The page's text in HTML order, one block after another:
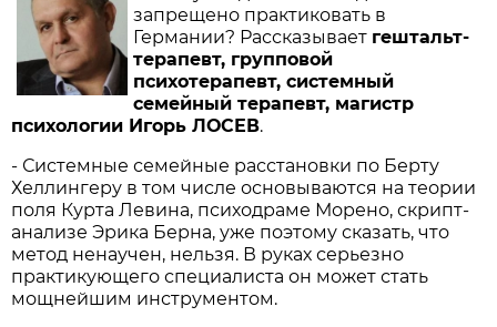
запрещено практиковать в
Германии? Рассказывает гештальт-
терапевт, групповой
психотерапевт, системный
семейный терапевт, магистр
психологии Игорь ЛОСЕВ.
- Системные семейные расстановки по Берту
Хеллингеру в том числе основываются на теории
поля Курта Левина, психодраме Морено, скрипт-
анализе Эрика Берна, уже поэтому сказать, что
метод ненаучен, нельзя. В руках серьезно
практикующего специалиста он может стать
мощнейшим инструментом.